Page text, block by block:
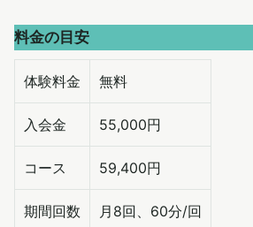
料金の目安
体験料金 無料
入会金 55,000円
コース 59,400円
期間回数 月8回、60分/回